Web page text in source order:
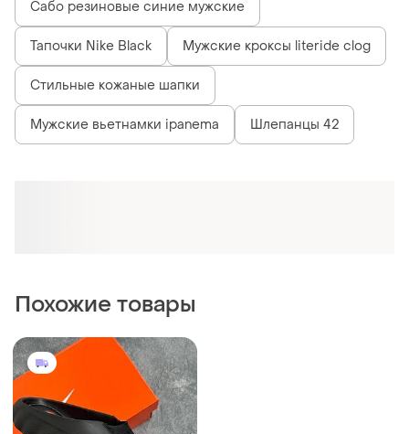
Сабо резиновые синие мужские
Тапочки Nike Black Мужские кроксы literide clog
Стильные кожаные шапки
Мужские вьетнамки ipanema Шлепанцы 42